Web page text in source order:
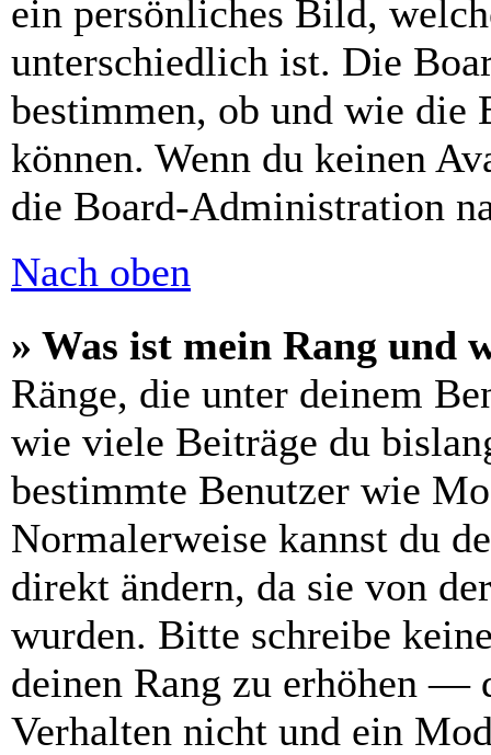
ein persönliches Bild,
unterschiedlich ist. Die
bestimmen, ob und wie die
können. Wenn du keinen
die Board-Administration
Nach oben
» Was ist mein Rang und
Ränge, die unter deinem
wie viele Beiträge du
bestimmte Benutzer wie
Normalerweise kannst du
direkt ändern, da sie von
wurden. Bitte schreibe
deinen Rang zu erhöhen —
Verhalten nicht und ein